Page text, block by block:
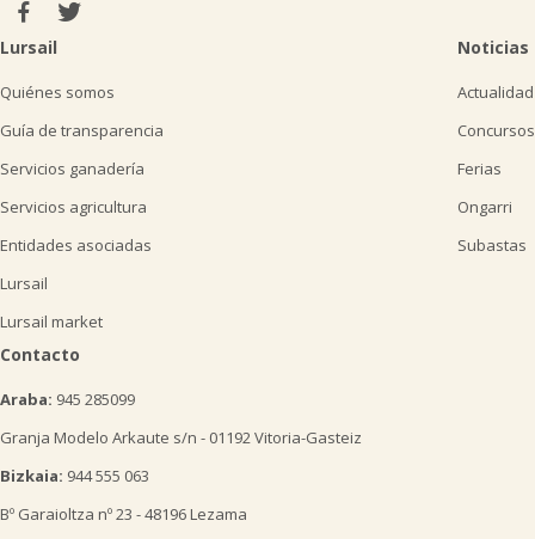
Lursail
Quiénes somos
Guía de transparencia
Servicios ganadería
Servicios agricultura
Entidades asociadas
Lursail
Lursail market
Noticias
Actualidad
Concursos
Ferias
Ongarri
Subastas
Contacto
Araba: 945 285099
Granja Modelo Arkaute s/n - 01192 Vitoria-Gasteiz
Bizkaia: 944 555 063
Bº Garaioltza nº 23 - 48196 Lezama